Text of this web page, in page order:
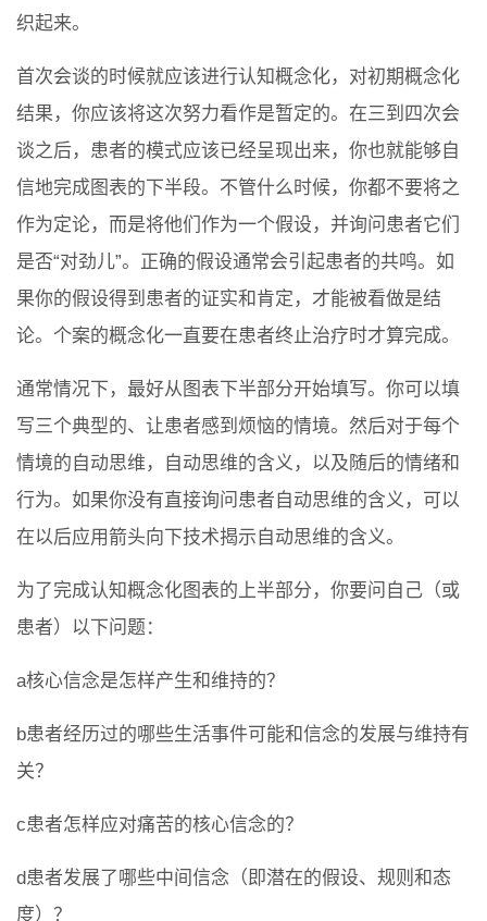
织起来。
首次会谈的时候就应该进行认知概念化，对初期概念化
结果，你应该将这次努力看作是暂定的。在三到四次会
谈之后，患者的模式应该已经呈现出来，你也就能够自
信地完成图表的下半段。不管什么时候，你都不要将之
作为定论，而是将他们作为一个假设，并询问患者它们
是否“对劲儿”。正确的假设通常会引起患者的共鸣。如
果你的假设得到患者的证实和肯定，才能被看做是结
论。个案的概念化一直要在患者终止治疗时才算完成。
通常情况下，最好从图表下半部分开始填写。你可以填
写三个典型的、让患者感到烦恼的情境。然后对于每个
情境的自动思维，自动思维的含义，以及随后的情绪和
行为。如果你没有直接询问患者自动思维的含义，可以
在以后应用箭头向下技术揭示自动思维的含义。
为了完成认知概念化图表的上半部分，你要问自己（或
患者）以下问题：
a核心信念是怎样产生和维持的？
b患者经历过的哪些生活事件可能和信念的发展与维持有
关？
c患者怎样应对痛苦的核心信念的？
d患者发展了哪些中间信念（即潜在的假设、规则和态
度）？